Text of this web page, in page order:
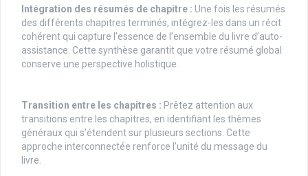
Intégration des résumés de chapitre : Une fois les résumés
des différents chapitres terminés, intégrez-les dans un récit
cohérent qui capture l’essence de l’ensemble du livre d’auto-
assistance. Cette synthèse garantit que votre résumé global
conserve une perspective holistique.
Transition entre les chapitres : Prêtez attention aux
transitions entre les chapitres, en identifiant les thèmes
généraux qui s’étendent sur plusieurs sections. Cette
approche interconnectée renforce l’unité du message du
livre.